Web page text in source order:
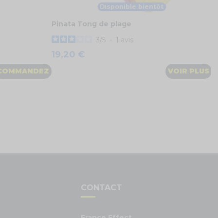
Disponible bientôt
Pinata Tong de plage
3 5 - 1 avis
19,20 €
VOIR PLUS
CONTACT